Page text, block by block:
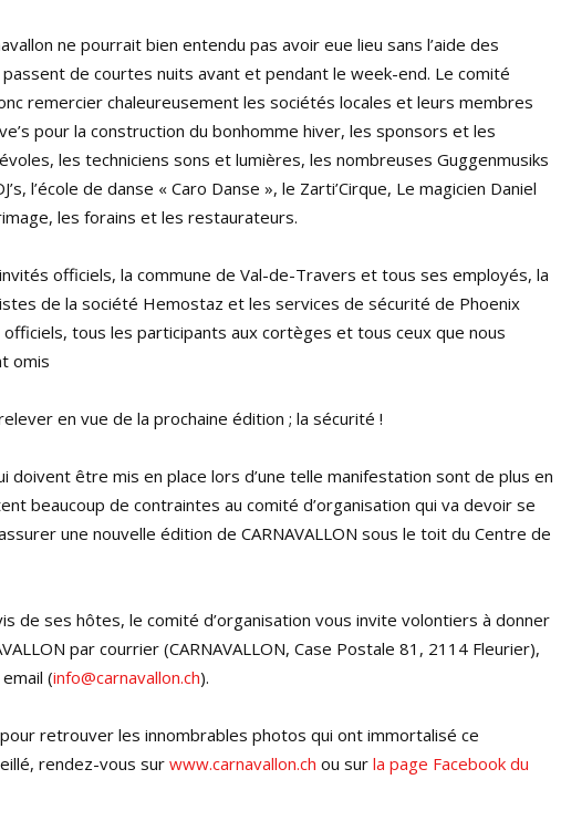
ne pourrait bien entendu pas avoir eue lieu sans l’aide des
de courtes nuits avant et pendant le week-end. Le comité
remercier chaleureusement les sociétés locales et leurs membres
pour la construction du bonhomme hiver, les sponsors et les
les techniciens sons et lumières, les nombreuses Guggenmusiks
l’école de danse « Caro Danse », le Zarti’Cirque, Le magicien Daniel
les forains et les restaurateurs.
officiels, la commune de Val-de-Travers et tous ses employés, la
de la société Hemostaz et les services de sécurité de Phoenix
tous les participants aux cortèges et tous ceux que nous
omis
en vue de la prochaine édition ; la sécurité !
doivent être mis en place lors d’une telle manifestation sont de plus en
beaucoup de contraintes au comité d’organisation qui va devoir se
une nouvelle édition de CARNAVALLON sous le toit du Centre de
de ses hôtes, le comité d’organisation vous invite volontiers à donner
par courrier (CARNAVALLON, Case Postale 81, 2114 Fleurier),
(info@carnavallon.ch).
retrouver les innombrables photos qui ont immortalisé ce
rendez-vous surwww.carnavallon.ch ou sur la page Facebook du